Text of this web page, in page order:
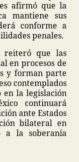
afirmó que la
mantiene sus
conforme a
penales.
reiteró que las
en procesos de
y forman parte
contemplados
la legislación
continuará
ante Estados
bilateral en
a la soberanía